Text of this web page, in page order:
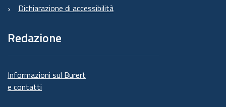
Dichiarazione di accessibilità
Redazione
Informazioni sul Burert
e contatti